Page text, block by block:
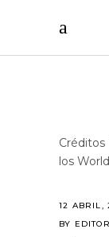
Créditos
los
12 ABRIL,
BY